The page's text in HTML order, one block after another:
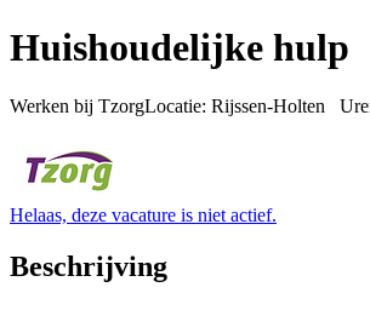
Huishoudelijke hulp
Werken bij TzorgLocatie: Rijssen-Holten
Helaas, deze vacature is niet actief.
Beschrijving